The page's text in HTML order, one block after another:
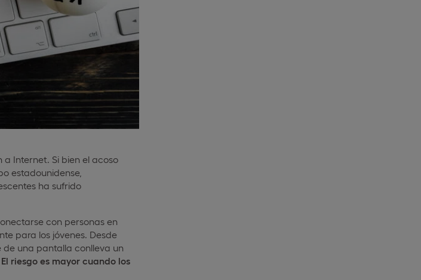
Internet. Si bien el acoso
estadounidense,
ha sufrido
con personas en
para los jóvenes. Desde
una pantalla conlleva un
El riesgo es mayor cuando los